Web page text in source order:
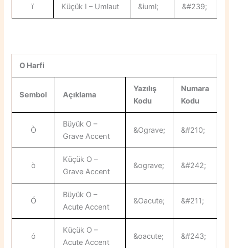
ï Küçük I – Umlaut &iuml; &#239;
O Harfi
Sembol Açıklama
Yazılış
Kodu
Numara
Kodu
Ò
Büyük O –
Grave Accent
&Ograve; &#210;
ò
Küçük O –
Grave Accent
&ograve; &#242;
Ó
Büyük O –
Acute Accent
&Oacute; &#211;
ó
Küçük O –
Acute Accent
&oacute; &#243;